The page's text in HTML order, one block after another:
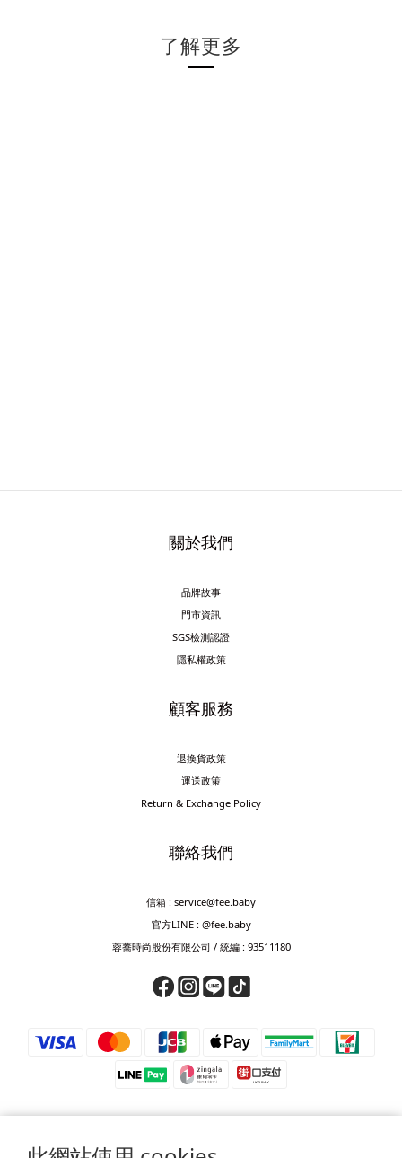
了解更多
關於我們
品牌故事
門市資訊
SGS檢測認證
隱私權政策
顧客服務
退換貨政策
運送政策
Return & Exchange Policy
聯絡我們
信箱 : service@fee.baby
官方LINE : @fee.baby
蓉蕎時尚股份有限公司 / 統編 : 93511180